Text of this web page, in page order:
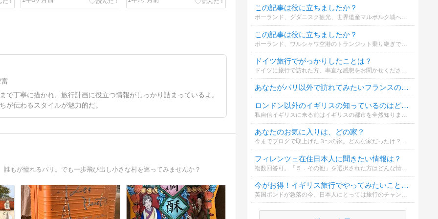
フィールド ホテルでした！
丁寧に描かれ、旅行計画に役立つ情報がしっかり詰まっているよ。
が伝わるスタイルが魅力的だ。
もが憧れるパリ。でも一歩飛び出し小さな村を巡ってみませんか？
この記事は役に立ちましたか？
ポーランド、グダニスク観光、世界遺産マルボルク城への行き方と観光に便利なホテル3選
この記事は役に立ちましたか？
ドイツ旅行でがっかりしたことは？
あなたがパリ以外で訪れてみたいフランスの地方都市はどこですか？
ロンドン以外のイギリスの知っているのはどこの都市？
私自信イギリスに来る前はイギリスの都市を全然知りませんでした。もし知っている都市があれば教えてください。行ったことがなくても構いません。なにかコメントがあれば是非残してください！
あなたのお気に入りは、どの家？
今までブログで取上げた３つの家。どんな家だったけ？？近日のブログで解説します。それを見てからの投票でもOKです。お待ちしておりま〜す！！選んだ理由も教えてくださいね。
フィレンツェ在住日本人に聞きたい情報は？
今がお得！イギリス旅行でやってみたいことは？複数可